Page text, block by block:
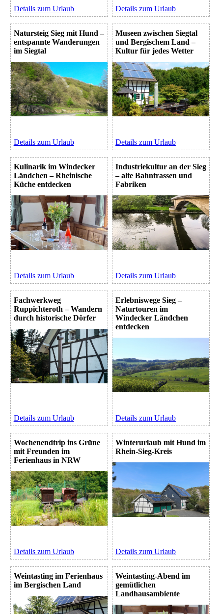
Details zum Urlaub Details zum Urlaub
Natursteig Sieg mit Hund –
entspannte Wanderungen
im Siegtal
Details zum Urlaub
Museen zwischen Siegtal
und Bergischem Land –
Kultur für jedes Wetter
Details zum Urlaub
Kulinarik im Windecker
Ländchen – Rheinische
Küche entdecken
Details zum Urlaub
Industriekultur an der Sieg
– alte Bahntrassen und
Fabriken
Details zum Urlaub
Fachwerkweg
Ruppichteroth – Wandern
durch historische Dörfer
Details zum Urlaub
Erlebniswege Sieg –
Naturtouren im
Windecker Ländchen
entdecken
Details zum Urlaub
Wochenendtrip ins Grüne
mit Freunden im
Ferienhaus in NRW
Details zum Urlaub
Winterurlaub mit Hund im
Rhein-Sieg-Kreis
Details zum Urlaub
Weintasting im Ferienhaus
im Bergischen Land
Weintasting-Abend im
gemütlichen
Landhausambiente